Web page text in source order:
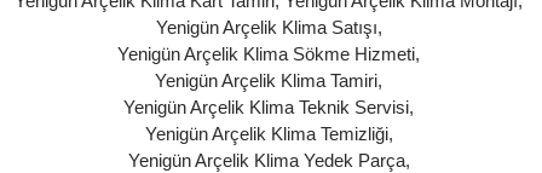
Yenigün Arçelik Klima Satışı,
Yenigün Arçelik Klima Sökme Hizmeti,
Yenigün Arçelik Klima Tamiri,
Yenigün Arçelik Klima Teknik Servisi,
Yenigün Arçelik Klima Temizliği,
Yenigün Arçelik Klima Yedek Parça,